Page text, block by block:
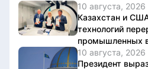
10 августа, 2026
Казахстан и
технологий
промышленных
10 августа, 2026
Президент